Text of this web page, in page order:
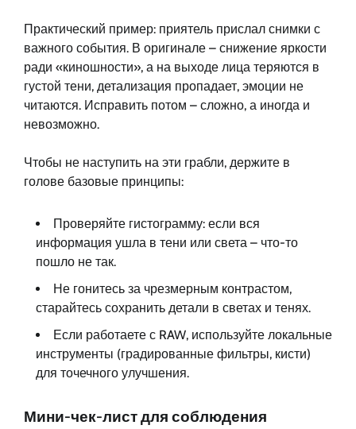
Практический пример: приятель прислал снимки с
важного события. В оригинале – снижение яркости
ради «киношности», а на выходе лица теряются в
густой тени, детализация пропадает, эмоции не
читаются. Исправить потом – сложно, а иногда и
невозможно.
Чтобы не наступить на эти грабли, держите в
голове базовые принципы:
Проверяйте гистограмму: если вся
информация ушла в тени или света – что-то
пошло не так.
Не гонитесь за чрезмерным контрастом,
старайтесь сохранить детали в светах и тенях.
Если работаете с RAW, используйте локальные
инструменты (градированные фильтры, кисти)
для точечного улучшения.
Мини-чек-лист для соблюдения